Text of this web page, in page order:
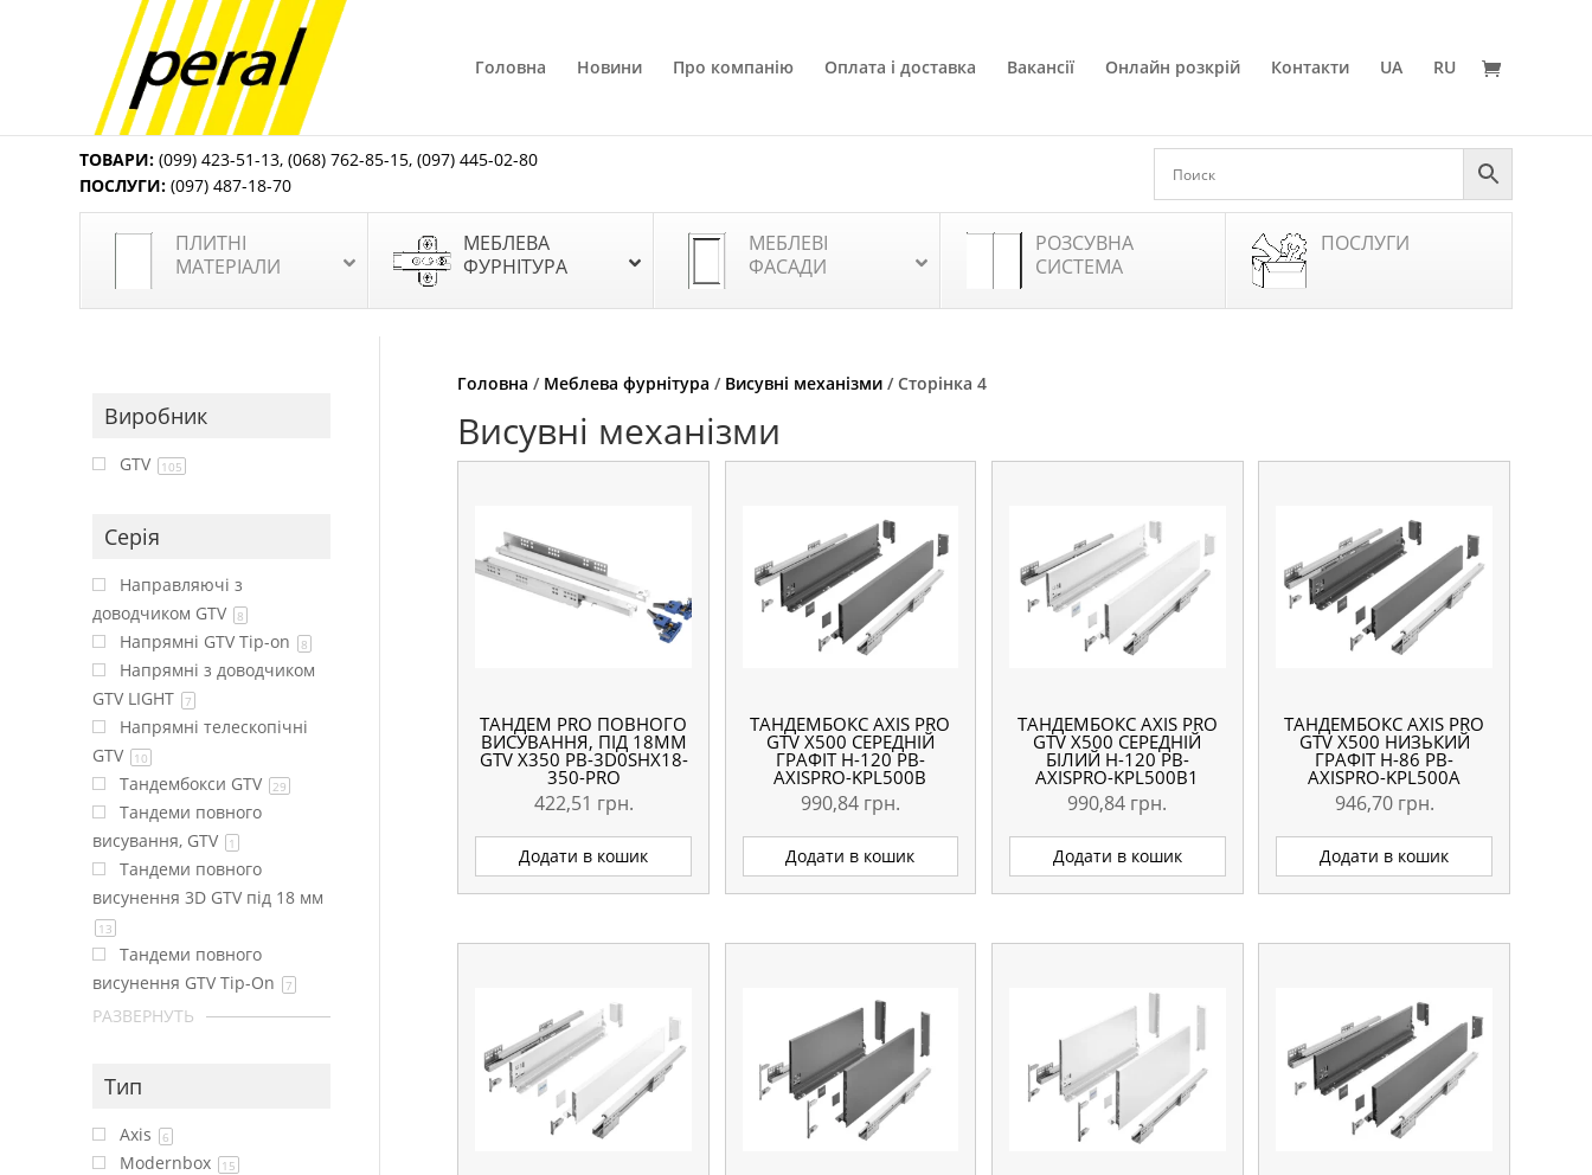
Головна Новини Про компанію Оплата і доставка Вакансії Онлайн розкрій Контакти UA RU
ТОВАРИ: (099) 423-51-13,(068) 762-85-15,(097) 445-02-80
ПОСЛУГИ: (097) 487-18-70
ПЛИТНІ
МАТЕРІАЛИ
МЕБЛЕВА
ФУРНІТУРА
МЕБЛЕВІ
ФАСАДИ
РОЗСУВНА
СИСТЕМА
ПОСЛУГИ
Головна / Меблева фурнітура / Висувні механізми / Сторінка 4
Висувні механізми
ТАНДЕМ PRO ПОВНОГО
ВИСУВАННЯ, ПІД 18ММ
GTV Х350 PB-3D0SHX18-
350-PRO
422,51 грн.
Додати в кошик
ТАНДЕМБОКС AXIS PRO
GTV X500 СЕРЕДНІЙ
ГРАФІТ H-120 PB-
AXISPRO-KPL500B
990,84 грн.
Додати в кошик
ТАНДЕМБОКС AXIS PRO
GTV X500 СЕРЕДНІЙ
БІЛИЙ H-120 PB-
AXISPRO-KPL500B1
990,84 грн.
Додати в кошик
ТАНДЕМБОКС AXIS PRO
GTV X500 НИЗЬКИЙ
ГРАФІТ H-86 PB-
AXISPRO-KPL500A
946,70 грн.
Додати в кошик
Виробник
GTV 105
Серія
Направляючі з
доводчиком GTV
8
Напрямні GTV Tip-on 8
Напрямні з доводчиком
GTV LIGHT
7
Напрямні телескопічні
GTV
10
Тандембокси GTV 29
Тандеми повного
висування, GTV
1
Тандеми повного
висунення 3D GTV під 18 мм
13
Тандеми повного
висунення GTV Tip-On
7
РАЗВЕРНУТЬ
Тип
Axis 6
Modernbox 15